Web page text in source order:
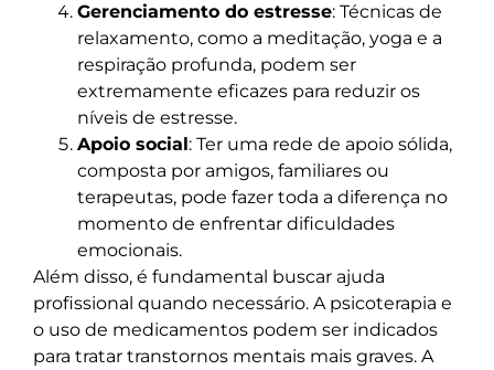
Gerenciamento do estresse: Técnicas de
relaxamento, como a meditação, yoga e a
respiração profunda, podem ser
extremamente eficazes para reduzir os
níveis de estresse.
Apoio social: Ter uma rede de apoio sólida,
composta por amigos, familiares ou
terapeutas, pode fazer toda a diferença no
momento de enfrentar dificuldades
emocionais.
Além disso, é fundamental buscar ajuda
profissional quando necessário. A psicoterapia e
o uso de medicamentos podem ser indicados
para tratar transtornos mentais mais graves. A